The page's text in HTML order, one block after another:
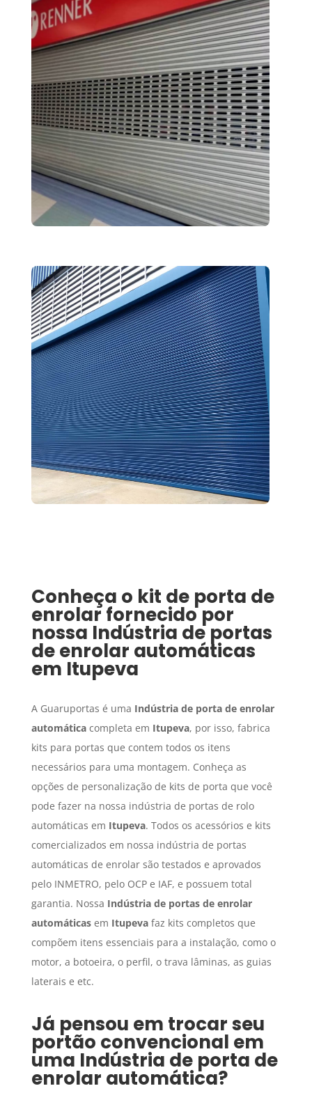
Conheça o kit de porta de
enrolar fornecido por
nossa Indústria de portas
de enrolar automáticas
em Itupeva
A Guaruportas é uma Indústria de porta de enrolar
automáticacompleta em Itupeva, por isso, fabrica
kits para portas que contem todos os itens
necessários para uma montagem. Conheça as
opções de personalização de kits de porta que você
pode fazer na nossa indústria de portas de rolo
automáticas em Itupeva. Todos os acessórios e kits
comercializados em nossa indústria de portas
automáticas de enrolar são testados e aprovados
pelo INMETRO, pelo OCP e IAF, e possuem total
garantia. Nossa Indústria de portas de enrolar
automáticasem Itupevafaz kits completos que
compõem itens essenciais para a instalação, como o
motor, a botoeira, o perfil, o trava lâminas, as guias
laterais e etc.
Já pensou em trocar seu
portão convencional em
uma Indústria de porta de
enrolar automática?